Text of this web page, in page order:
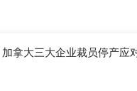
拿大三大企业裁员停产应